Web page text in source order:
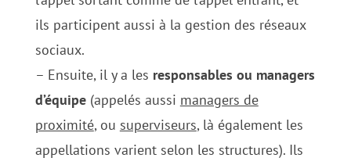
ils participent aussi à la gestion des réseaux
sociaux.
– Ensuite, il y a les responsables ou managers
d’équipe (appelés aussi managers de
proximité, ou superviseurs, là également les
appellations varient selon les structures). Ils